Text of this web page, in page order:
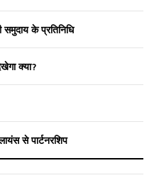
समुदाय के प्रतिनिधि
क्या?
से पार्टनरशिप